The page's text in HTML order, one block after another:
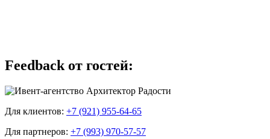
Feedback от гостей:
Для клиентов: +7 (921) 955-64-65
Для партнеров: +7 (993) 970-57-57